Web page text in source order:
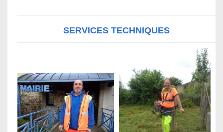
SERVICES TECHNIQUES